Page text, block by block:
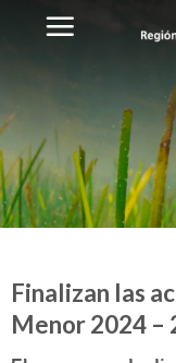
Finalizan las
Menor 2024 –